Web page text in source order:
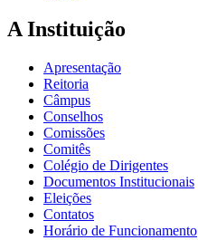
A Instituição
Apresentação
Reitoria
Câmpus
Conselhos
Comissões
Comitês
Colégio de Dirigentes
Documentos Institucionais
Eleições
Contatos
Horário de Funcionamento